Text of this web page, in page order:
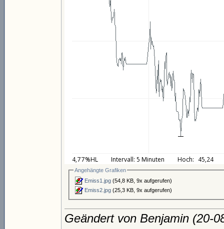
Angehängte Grafiken
Emiss1.jpg (54,8 KB, 9x aufgerufen)
Emiss2.jpg (25,3 KB, 9x aufgerufen)
Geändert von Benjamin (20-